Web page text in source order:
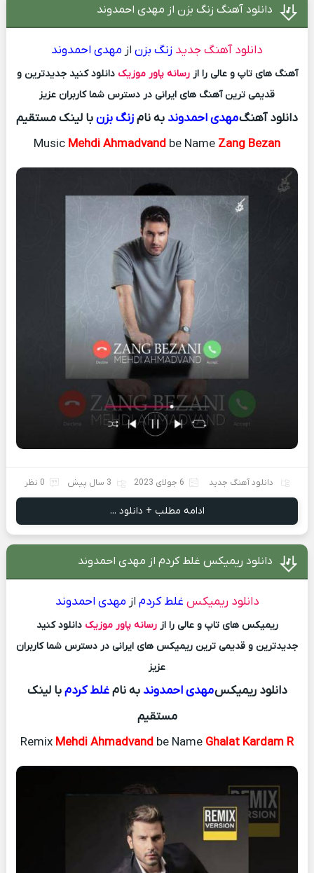
دانلود آهنگ زنگ بزن از مهدی احمدوند
دانلود آهنگ جدید زنگ بزن از مهدی احمدوند
آهنگ های تاپ و عالی را ازرسانه پاور موزیک دانلود کنید جدیدترین و
قدیمی ترین آهنگ های ایرانی در دسترس شما کاربران عزیز
دانلود آهنگمهدی احمدوند به نامزنگ بزنبا لینک مستقیم
Music Mehdi Ahmadvand be Name Zang Bezan
دانلود آهنگ جدید 6 جولای 2023 3 سال پیش 0 نظر
ادامه مطلب + دانلود ...
دانلود ریمیکس غلط کردم از مهدی احمدوند
دانلود ریمیکس غلط کردم از مهدی احمدوند
ریمیکس های تاپ و عالی را ازرسانه پاور موزیک دانلود کنید
جدیدترین و قدیمی ترین ریمیکس های ایرانی در دسترس شما کاربران
عزیز
دانلود ریمیکسمهدی احمدوند به نامغلط کردمبا لینک
مستقیم
Remix Mehdi Ahmadvand be Name Ghalat Kardam R